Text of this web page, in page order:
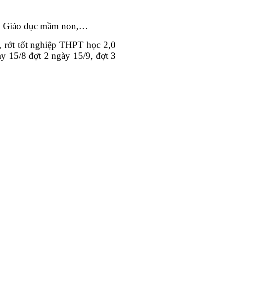
Giáo dục mầm non,…
rớt tốt nghiệp THPT học 2,0
15/8 đợt 2 ngày 15/9, đợt 3